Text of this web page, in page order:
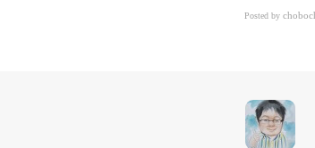
Posted by